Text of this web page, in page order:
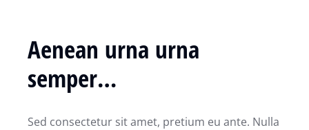
Aenean urna urna
semper…
Sed consectetur sit amet, pretium eu ante. Nulla